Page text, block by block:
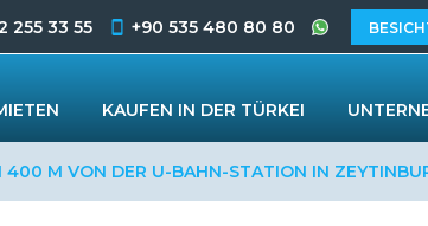
400 M VON DER U-BAHN-STATION IN
255 33 55 +90 535 480 80 80
KAUFEN IN DER TÜRKEI